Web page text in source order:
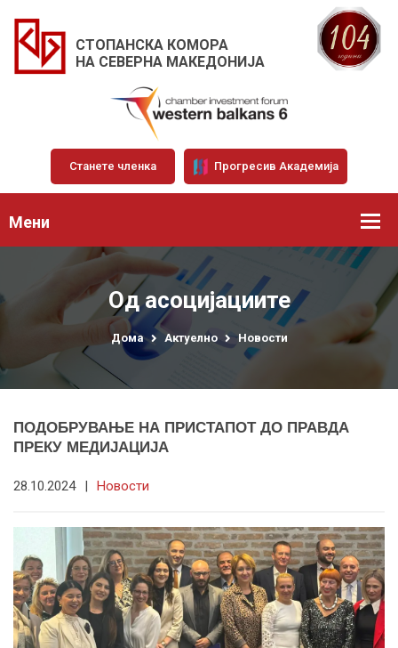
СТОПАНСКА КОМОРА
НА СЕВЕРНА МАКЕДОНИЈА
Станете членка Прогресив Академија
Мени
Од асоцијациите
Дома Актуелно Новости
ПОДОБРУВАЊЕ НА ПРИСТАПОТ ДО ПРАВДА
ПРЕКУ МЕДИЈАЦИЈА
28.10.2024 | Новости